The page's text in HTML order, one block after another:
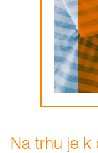
Na trhu je k